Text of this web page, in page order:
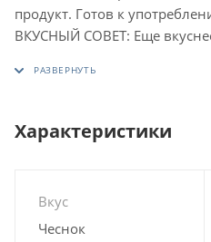
продукт. Готов к
ВКУСНЫЙ СОВЕТ: Еще
продукт на тарелку и
Ода свиным ушам,
Федор Панарин)
Но кто осмелится их съесть,
Тот и познает суть свиных
Характеристики
Вкус
Чеснок